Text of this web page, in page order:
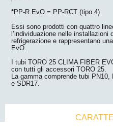
*PP-R EvO = PP-RCT (tipo 4)
Essi sono prodotti con quattro
l’individuazione nelle
refrigerazione e rappresentano
EvO.
I tubi TORO 25 CLIMA FIBER
con tutti gli accessori TORO 25.
La gamma comprende tubi
e SDR17.